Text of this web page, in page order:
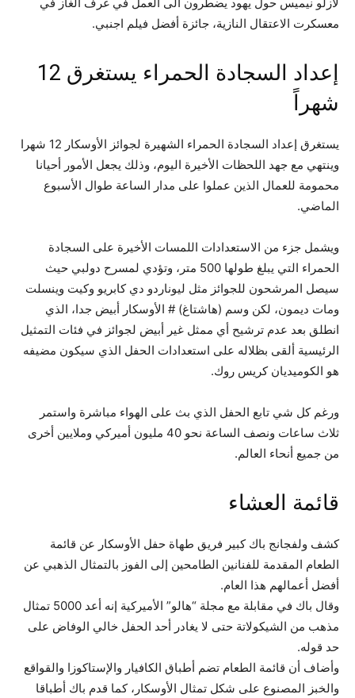
معسكرت الاعتقال النازية، جائزة أفضل فيلم اجنبي.
إعداد السجادة الحمراء يستغرق 12
شهراً
يستغرق إعداد السجادة الحمراء الشهيرة لجوائز الأوسكار 12 شهرا
وينتهي مع جهد اللحظات الأخيرة اليوم، وذلك يجعل الأمور أحيانا
محمومة للعمال الذين عملوا على مدار الساعة طوال الأسبوع
الماضي.
ويشمل جزء من الاستعدادات اللمسات الأخيرة على السجادة
الحمراء التي يبلغ طولها 500 متر، وتؤدي لمسرح دولبي حيث
سيصل المرشحون للجوائز مثل ليوناردو دي كابريو وكيت وينسلت
ومات ديمون، لكن وسم (هاشتاغ) # الأوسكار أبيض جدا، الذي
انطلق بعد عدم ترشيح أي ممثل غير أبيض لجوائز في فئات التمثيل
الرئيسية ألقى بظلاله على استعدادات الحفل الذي سيكون مضيفه
هو الكوميديان كريس روك.
ورغم كل شي تابع الحفل الذي بث على الهواء مباشرة واستمر
ثلاث ساعات ونصف الساعة نحو 40 مليون أميركي وملايين أخرى
من جميع أنحاء العالم.
قائمة العشاء
كشف ولفجانج باك كبير فريق طهاة حفل الأوسكار عن قائمة
الطعام المقدمة للفنانين الطامحين إلى الفوز بالتمثال الذهبي عن
أفضل أعمالهم هذا العام.
وقال باك في مقابلة مع مجلة “هالو” الأميركية إنه أعد 5000 تمثال
مذهب من الشيكولاتة حتى لا يغادر أحد الحفل خالي الوفاض على
حد قوله.
وأضاف أن قائمة الطعام تضم أطباق الكافيار والإستاكوزا والقواقع
والخبز المصنوع على شكل تمثال الأوسكار، كما قدم باك أطباقا